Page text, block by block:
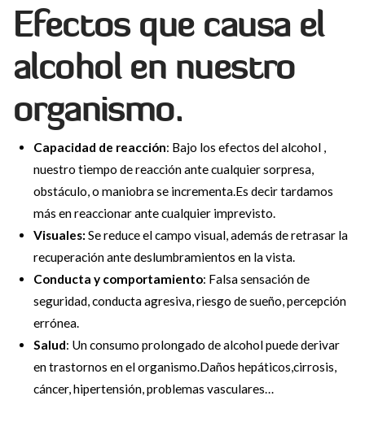
Efectos que causa el
alcohol en nuestro
organismo.
Capacidad de reacción: Bajo los efectos del alcohol ,
nuestro tiempo de reacción ante cualquier sorpresa,
obstáculo, o maniobra se incrementa.Es decir tardamos
más en reaccionar ante cualquier imprevisto.
Visuales: Se reduce el campo visual, además de retrasar la
recuperación ante deslumbramientos en la vista.
Conducta y comportamiento: Falsa sensación de
seguridad, conducta agresiva, riesgo de sueño, percepción
errónea.
Salud: Un consumo prolongado de alcohol puede derivar
en trastornos en el organismo.Daños hepáticos,cirrosis,
cáncer, hipertensión, problemas vasculares…